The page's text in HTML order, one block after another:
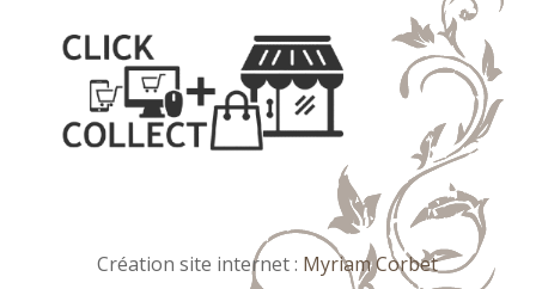
Création site internet : Myriam Corbet